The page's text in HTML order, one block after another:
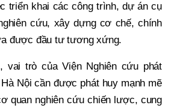
triển khai các công trình, dự án cụ
cứu, xây dựng cơ chế, chính
được đầu tư tương xứng.
vai trò của Viện Nghiên cứu phát
Nội cần được phát huy mạnh mẽ
quan nghiên cứu chiến lược, cung